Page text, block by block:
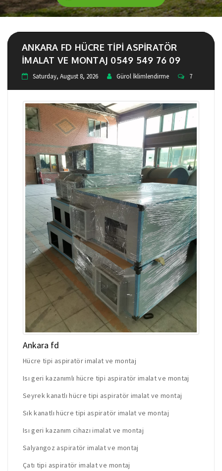
ANKARA FD HÜCRE TIPI ASPIRATÖR
IMALAT VE MONTAJ 0549 549 76 09
Saturday, August 8, 2026 Gürol İklimlendirme 7
Ankara fd
Hücre tipi aspiratör imalat ve montaj
Isı geri kazanımlı hücre tipi aspiratör imalat ve montaj
Seyrek kanatlı hücre tipi aspiratör imalat ve montaj
Sık kanatlı hücre tipi aspiratör imalat ve montaj
Isı geri kazanım cihazı imalat ve montaj
Salyangoz aspiratör imalat ve montaj
Çatı tipi aspiratör imalat ve montaj